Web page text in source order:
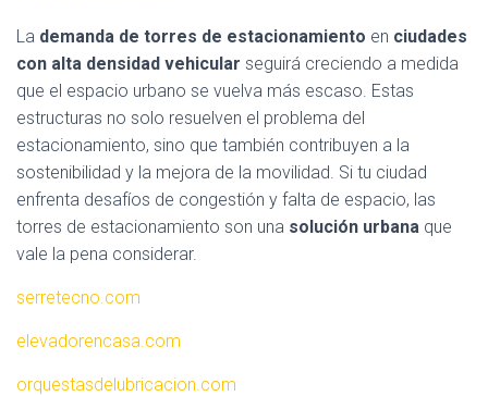
La demanda de torres de estacionamiento en ciudades
con alta densidad vehicular seguirá creciendo a medida
que el espacio urbano se vuelva más escaso. Estas
estructuras no solo resuelven el problema del
estacionamiento, sino que también contribuyen a la
sostenibilidad y la mejora de la movilidad. Si tu ciudad
enfrenta desafíos de congestión y falta de espacio, las
torres de estacionamiento son una solución urbana que
vale la pena considerar.
serretecno.com
elevadorencasa.com
orquestasdelubricacion.com